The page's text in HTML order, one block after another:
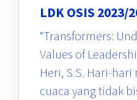
LDK OSIS 2023/
“Transformers:
Values of
Heri, S.S. Hari-
cuaca yang tidak